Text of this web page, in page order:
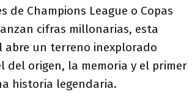
de Champions League o Copas
cifras millonarias, esta
abre un terreno inexplorado
del origen, la memoria y el primer
historia legendaria.